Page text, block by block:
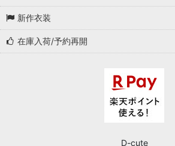
新作衣装
在庫入荷/予約再開
D-cute